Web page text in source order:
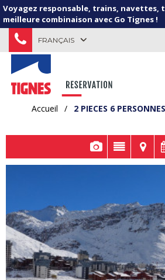
Voyagez responsable, trains, navettes,
meilleure combinaison avec Go Tignes !
FRANÇAIS
Accueil / 2 PIECES 6